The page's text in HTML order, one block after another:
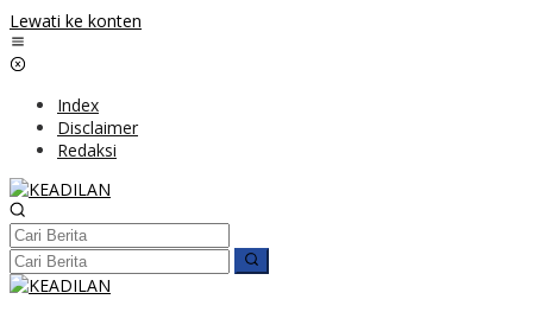
Lewati ke konten
Index
Disclaimer
Redaksi